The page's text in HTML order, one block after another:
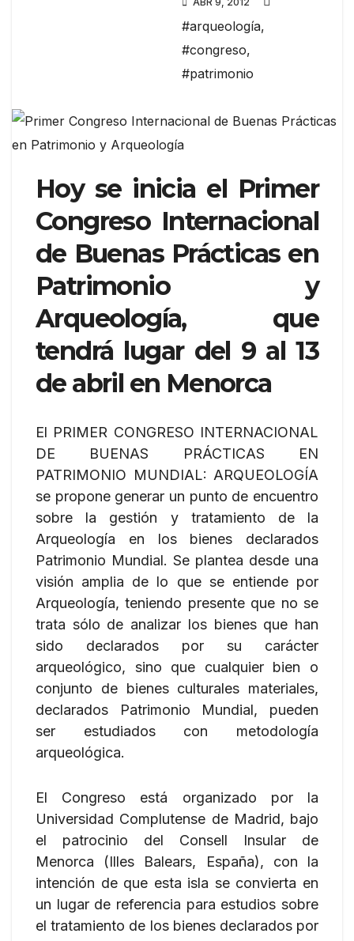
#arqueología,
#congreso,
#patrimonio
Hoy se inicia el Primer
Congreso Internacional
de Buenas Prácticas en
Patrimonio y
Arqueología, que
tendrá lugar del 9 al 13
de abril en Menorca
El PRIMER CONGRESO INTERNACIONAL
DE BUENAS PRÁCTICAS EN
PATRIMONIO MUNDIAL: ARQUEOLOGÍA
se propone generar un punto de encuentro
sobre la gestión y tratamiento de la
Arqueología en los bienes declarados
Patrimonio Mundial. Se plantea desde una
visión amplia de lo que se entiende por
Arqueología, teniendo presente que no se
trata sólo de analizar los bienes que han
sido declarados por su carácter
arqueológico, sino que cualquier bien o
conjunto de bienes culturales materiales,
declarados Patrimonio Mundial, pueden
ser estudiados con metodología
arqueológica.
El Congreso está organizado por la
Universidad Complutense de Madrid, bajo
el patrocinio del Consell Insular de
Menorca (Illes Balears, España), con la
intención de que esta isla se convierta en
un lugar de referencia para estudios sobre
el tratamiento de los bienes declarados por